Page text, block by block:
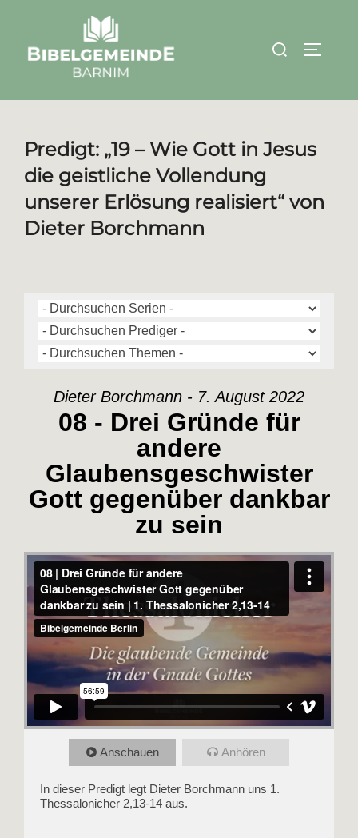
springen
Suchen
Predigt: „19 – Wie Gott in Jesus
die geistliche Vollendung
unserer Erlösung realisiert“ von
Dieter Borchmann
Dieter Borchmann - 7. August 2022
08 - Drei Gründe für
andere
Glaubensgeschwister
Gott gegenüber dankbar
zu sein
Anschauen Anhören
In dieser Predigt legt Dieter Borchmann uns 1.
Thessalonicher 2,13-14 aus.